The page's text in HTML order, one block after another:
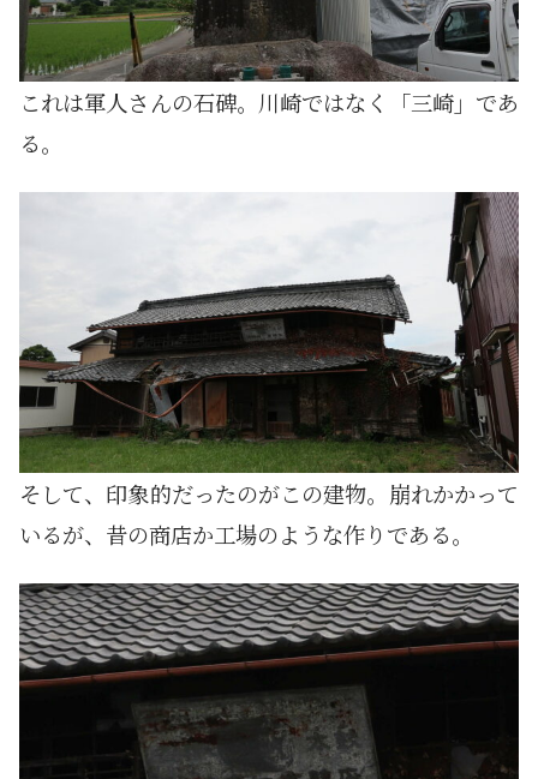
これは軍人さんの石碑。川崎ではなく「三崎」であ
る。
そして、印象的だったのがこの建物。崩れかかって
いるが、昔の商店か工場のような作りである。